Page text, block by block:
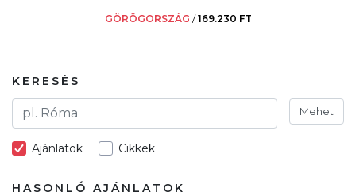
GÖRÖGORSZÁG /169.230 FT
KERESÉS
Mehet
Ajánlatok Cikkek
HASONLÓ AJÁNLATOK